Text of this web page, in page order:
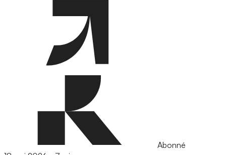
Abonné